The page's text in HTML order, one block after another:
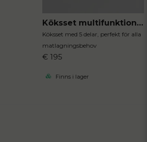
Köksset multifunktionellt 5 delar
Köksset med 5 delar, perfekt för alla
matlagningsbehov
€ 195
Finns i lager